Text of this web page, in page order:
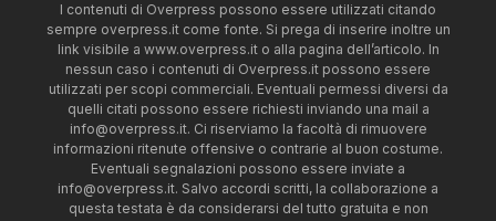
I contenuti di Overpress possono essere utilizzati citando
sempre overpress.it come fonte. Si prega di inserire inoltre un
link visibile a www.overpress.it o alla pagina dell’articolo. In
nessun caso i contenuti di Overpress.it possono essere
utilizzati per scopi commerciali. Eventuali permessi diversi da
quelli citati possono essere richiesti inviando una mail a
info@overpress.it. Ci riserviamo la facoltà di rimuovere
informazioni ritenute offensive o contrarie al buon costume.
Eventuali segnalazioni possono essere inviate a
info@overpress.it. Salvo accordi scritti, la collaborazione a
questa testata è da considerarsi del tutto gratuita e non